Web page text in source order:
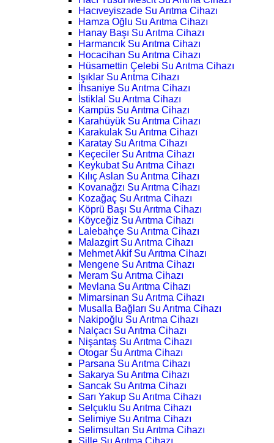
Hacıveyiszade Su Arıtma Cihazı
Hamza Oğlu Su Arıtma Cihazı
Hanay Başı Su Arıtma Cihazı
Harmancık Su Arıtma Cihazı
Hocacihan Su Arıtma Cihazı
Hüsamettin Çelebi Su Arıtma Cihazı
Işıklar Su Arıtma Cihazı
İhsaniye Su Arıtma Cihazı
İstiklal Su Arıtma Cihazı
Kampüs Su Arıtma Cihazı
Karahüyük Su Arıtma Cihazı
Karakulak Su Arıtma Cihazı
Karatay Su Arıtma Cihazı
Keçeciler Su Arıtma Cihazı
Keykubat Su Arıtma Cihazı
Kılıç Aslan Su Arıtma Cihazı
Kovanağzı Su Arıtma Cihazı
Kozağaç Su Arıtma Cihazı
Köprü Başı Su Arıtma Cihazı
Köyceğiz Su Arıtma Cihazı
Lalebahçe Su Arıtma Cihazı
Malazgirt Su Arıtma Cihazı
Mehmet Akif Su Arıtma Cihazı
Mengene Su Arıtma Cihazı
Meram Su Arıtma Cihazı
Mevlana Su Arıtma Cihazı
Mimarsinan Su Arıtma Cihazı
Musalla Bağları Su Arıtma Cihazı
Nakipoğlu Su Arıtma Cihazı
Nalçacı Su Arıtma Cihazı
Nişantaş Su Arıtma Cihazı
Otogar Su Arıtma Cihazı
Parsana Su Arıtma Cihazı
Sakarya Su Arıtma Cihazı
Sancak Su Arıtma Cihazı
Sarı Yakup Su Arıtma Cihazı
Selçuklu Su Arıtma Cihazı
Selimiye Su Arıtma Cihazı
Selimsultan Su Arıtma Cihazı